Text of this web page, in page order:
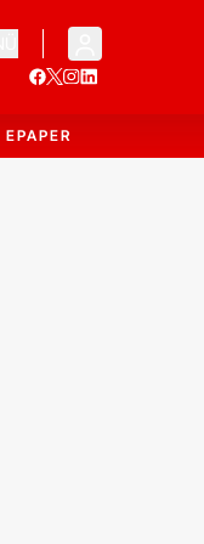
EPAPER